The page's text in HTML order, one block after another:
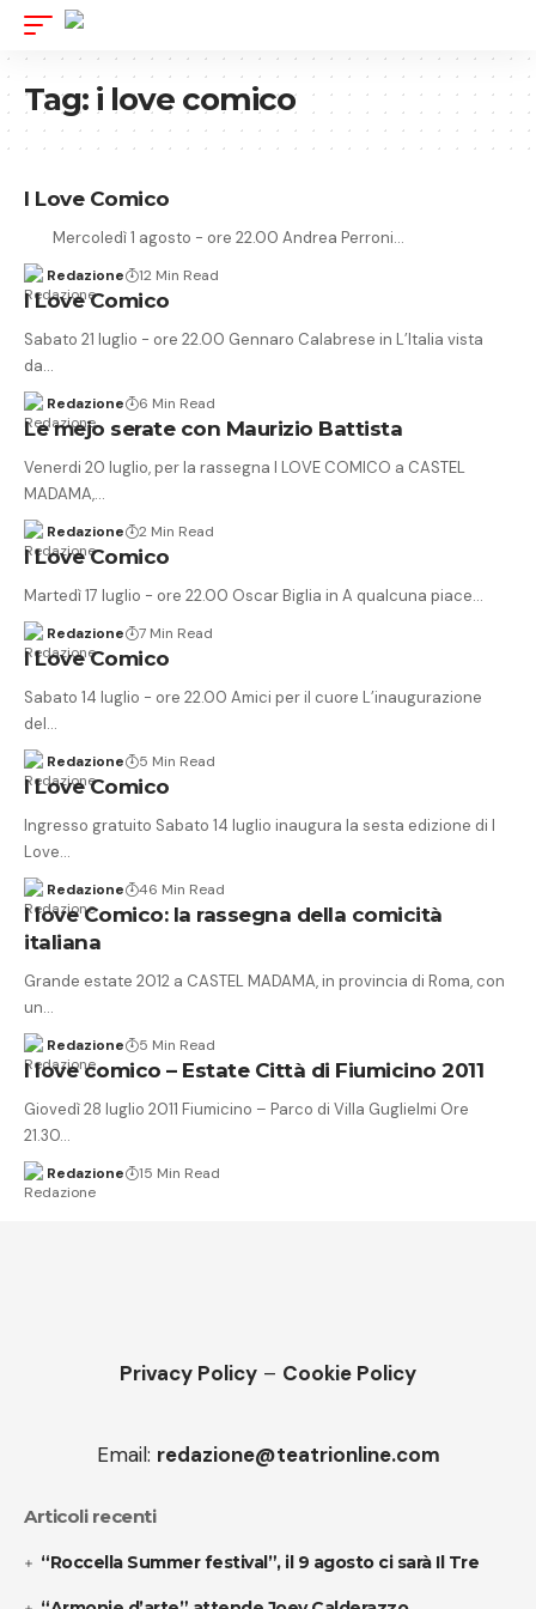
Tag: i love comico
I Love Comico
Mercoledì 1 agosto - ore 22.00 Andrea Perroni…
Redazione 12 Min Read
I Love Comico
Sabato 21 luglio - ore 22.00 Gennaro Calabrese in L’Italia vista
da…
Redazione 6 Min Read
Le mejo serate con Maurizio Battista
Venerdi 20 luglio, per la rassegna I LOVE COMICO a CASTEL
MADAMA,…
Redazione 2 Min Read
I Love Comico
Martedì 17 luglio - ore 22.00 Oscar Biglia in A qualcuna piace…
Redazione 7 Min Read
I Love Comico
Sabato 14 luglio - ore 22.00 Amici per il cuore L’inaugurazione
del…
Redazione 5 Min Read
I Love Comico
Ingresso gratuito Sabato 14 luglio inaugura la sesta edizione di I
Love…
Redazione 46 Min Read
I love Comico: la rassegna della comicità
italiana
Grande estate 2012 a CASTEL MADAMA, in provincia di Roma, con
un…
Redazione 5 Min Read
I love comico – Estate Città di Fiumicino 2011
Giovedì 28 luglio 2011 Fiumicino – Parco di Villa Guglielmi Ore
21.30…
Redazione 15 Min Read
Privacy Policy – Cookie Policy
Email: redazione@teatrionline.com
Articoli recenti
“Roccella Summer festival”, il 9 agosto ci sarà Il Tre